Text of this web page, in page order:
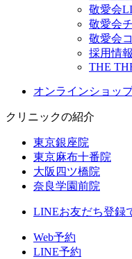
敬愛会
敬愛会
敬愛会
採用情報
THE
オンラインショッ
クリニックの紹介
東京銀座院
東京麻布十番院
大阪四ツ橋院
奈良学園前院
LINEお友だち登録
Web予約
LINE予約